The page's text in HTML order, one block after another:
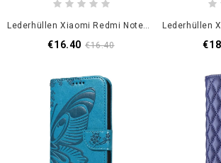
Lederhüllen Xiaomi Redmi Note 14 Pro 5g Kunstleder-Effekt
€16.40 €16.40